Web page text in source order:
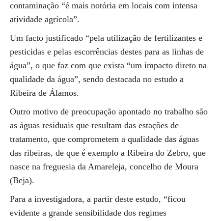
contaminação “é mais notória em locais com intensa
atividade agrícola”.
Um facto justificado “pela utilização de fertilizantes e
pesticidas e pelas escorrências destes para as linhas de
água”, o que faz com que exista “um impacto direto na
qualidade da água”, sendo destacada no estudo a
Ribeira de Álamos.
Outro motivo de preocupação apontado no trabalho são
as águas residuais que resultam das estações de
tratamento, que comprometem a qualidade das águas
das ribeiras, de que é exemplo a Ribeira do Zebro, que
nasce na freguesia da Amareleja, concelho de Moura
(Beja).
Para a investigadora, a partir deste estudo, “ficou
evidente a grande sensibilidade dos regimes